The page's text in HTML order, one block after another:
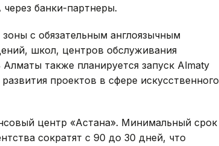
банки-партнеры.
с обязательным англоязычным
школ, центров обслуживания
также планируется запуск Almaty
проектов в сфере искусственного
центр «Астана». Минимальный срок
сократят с 90 до 30 дней, что